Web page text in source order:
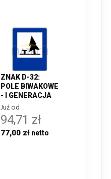
ZNAK D-32:
POLE BIWAKOWE
- I GENERACJA
Już od
94,71 zł
77,00 zł